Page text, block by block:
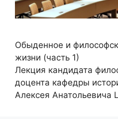
Обыденное и
жизни (часть 1)
Лекция кандидата
доцента кафедры
Алексея Анатольевича